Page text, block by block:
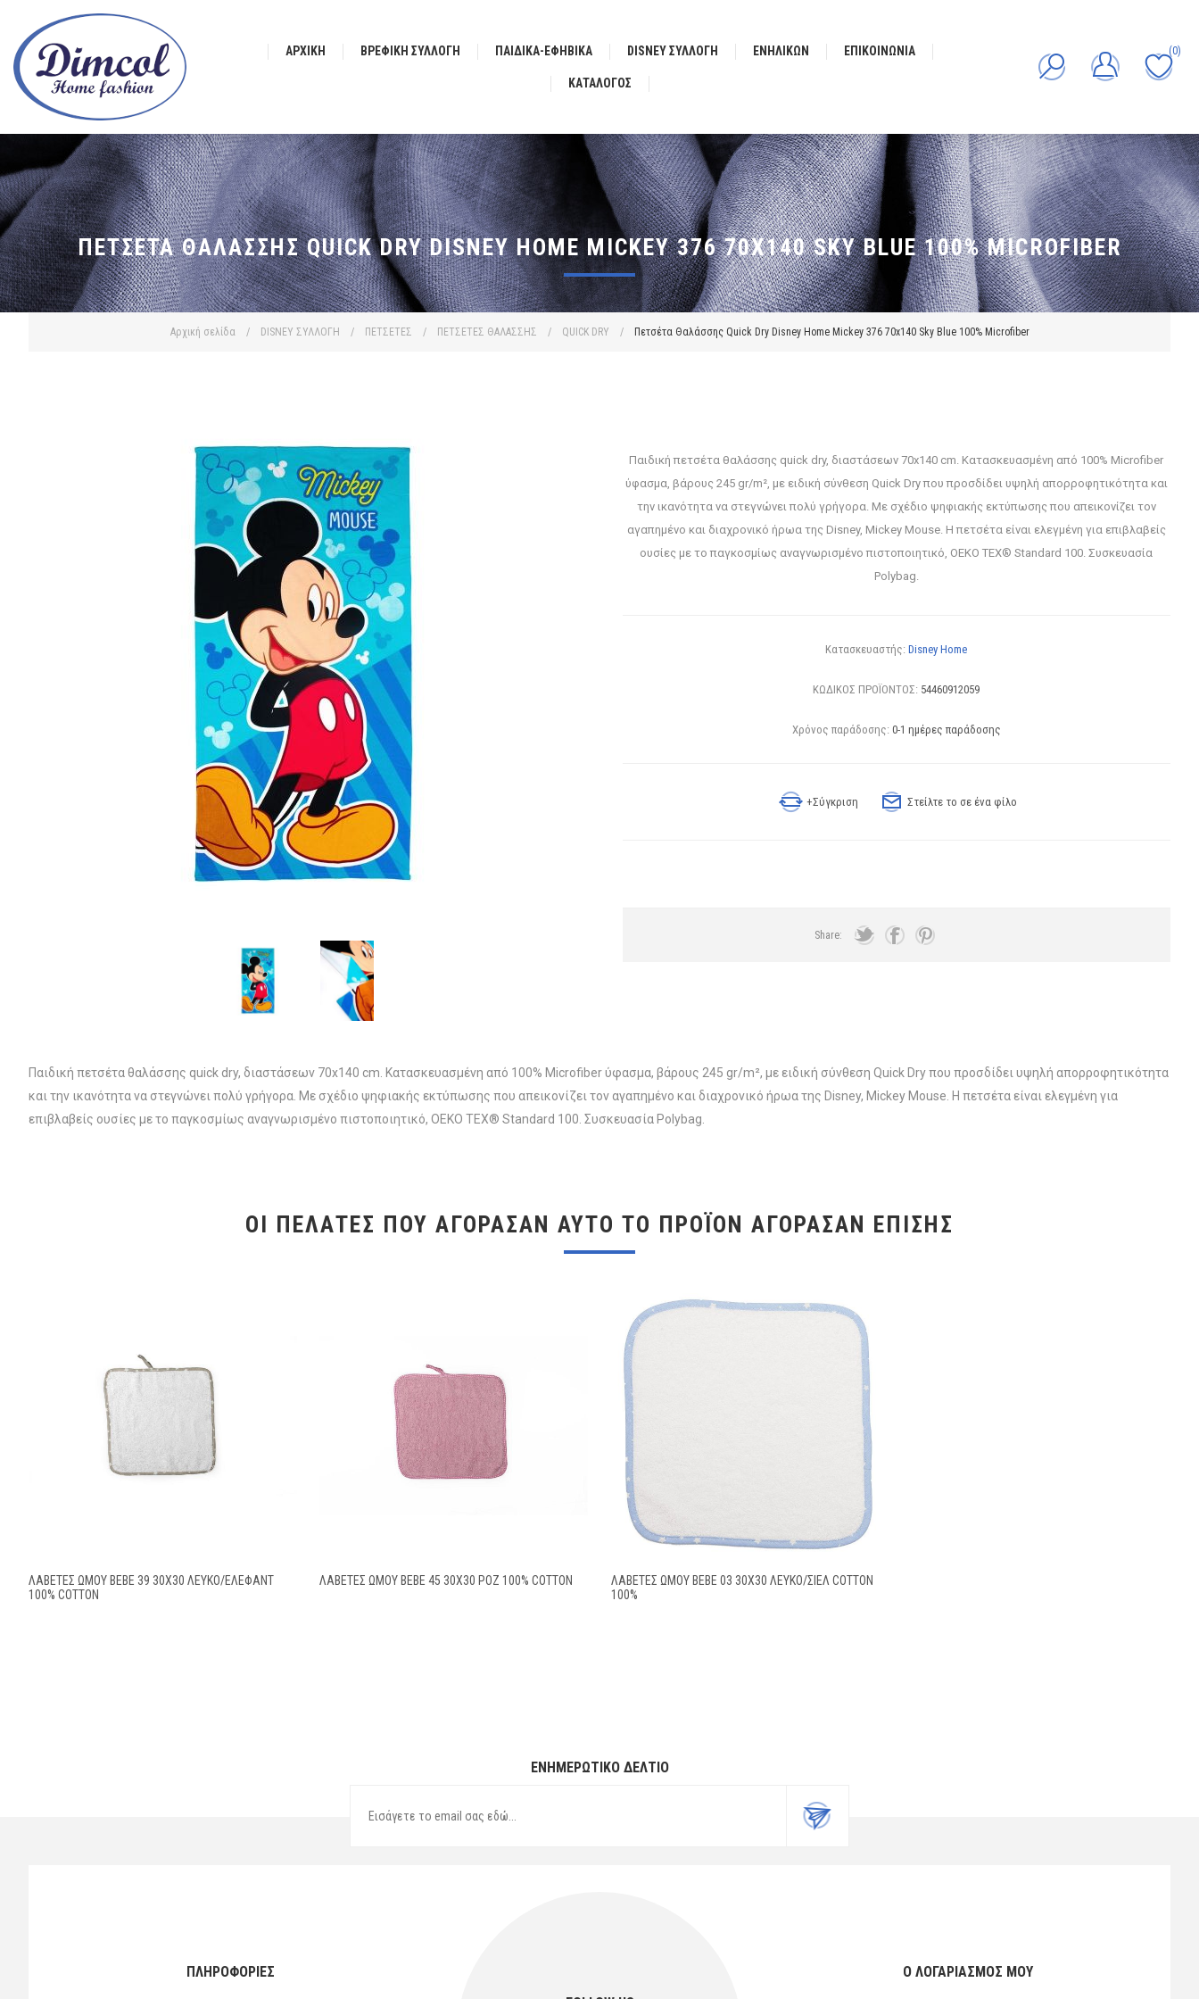
ΑΡΧΙΚΉ ΒΡΕΦΙΚΗ ΣΥΛΛΟΓΗ ΠΑΙΔΙΚΑ-ΕΦΗΒΙΚΑ DISNEY ΣΥΛΛΟΓΗ ΕΝΗΛΙΚΩΝ ΕΠΙΚΟΙΝΩΝΊΑ
ΚΑΤΆΛΟΓΟΣ
(0)
Αρχική σελίδα / DISNEY ΣΥΛΛΟΓΗ / ΠΕΤΣΕΤΕΣ / ΠΕΤΣΕΤΕΣ ΘΑΛΑΣΣΗΣ / QUICK DRY / Πετσέτα Θαλάσσης Quick Dry Disney Home Mickey 376 70x140 Sky Blue 100% Microfiber
ΠΕΤΣΈΤΑ ΘΑΛΆΣΣΗΣ QUICK DRY DISNEY HOME MICKEY 376 70X140 SKY BLUE 100% MICROFIBER
Παιδική πετσέτα θαλάσσης quick dry, διαστάσεων 70x140 cm. Κατασκευασμένη από 100% Microfiber
ύφασμα, βάρους 245 gr/m², με ειδική σύνθεση Quick Dry που προσδίδει υψηλή απορροφητικότητα και
την ικανότητα να στεγνώνει πολύ γρήγορα. Με σχέδιο ψηφιακής εκτύπωσης που απεικονίζει τον
αγαπημένο και διαχρονικό ήρωα της Disney, Mickey Mouse. Η πετσέτα είναι ελεγμένη για επιβλαβείς
ουσίες με το παγκοσμίως αναγνωρισμένο πιστοποιητικό, OEKO TEX® Standard 100. Συσκευασία
Polybag.
Κατασκευαστής: Disney Home
ΚΩΔΙΚΟΣ ΠΡΟΪΟΝΤΟΣ: 54460912059
Χρόνος παράδοσης: 0-1 ημέρες παράδοσης
+Σύγκριση Στείλτε το σε ένα φίλο
Share:
Παιδική πετσέτα θαλάσσης quick dry, διαστάσεων 70x140 cm. Κατασκευασμένη από 100% Microfiber ύφασμα, βάρους 245 gr/m², με ειδική σύνθεση Quick Dry που προσδίδει υψηλή απορροφητικότητα
και την ικανότητα να στεγνώνει πολύ γρήγορα. Με σχέδιο ψηφιακής εκτύπωσης που απεικονίζει τον αγαπημένο και διαχρονικό ήρωα της Disney, Mickey Mouse. Η πετσέτα είναι ελεγμένη για
επιβλαβείς ουσίες με το παγκοσμίως αναγνωρισμένο πιστοποιητικό, OEKO TEX® Standard 100. Συσκευασία Polybag.
ΟΙ ΠΕΛΆΤΕΣ ΠΟΥ ΑΓΌΡΑΣΑΝ ΑΥΤΌ ΤΟ ΠΡΟΪΌΝ ΑΓΌΡΑΣΑΝ ΕΠΊΣΗΣ
ΛΑΒΕΤΕΣ ΩΜΟΥ BEBE 39 30X30 ΛΕΥΚΌ/ΈΛΕΦΑΝΤ
100% COTTON
ΛΑΒΕΤΕΣ ΩΜΟΥ BEBE 45 30X30 ΡΟΖ 100% COTTON
ΛΑΒΕΤΕΣ ΩΜΟΥ BEBE 03 30Χ30 ΛΕΥΚΟ/ΣΙΕΛ COTTON
100%
ΕΝΗΜΕΡΩΤΙΚΌ ΔΕΛΤΊΟ
ΠΛΗΡΟΦΟΡΙΕΣ Ο ΛΟΓΑΡΙΑΣΜΌΣ ΜΟΥ